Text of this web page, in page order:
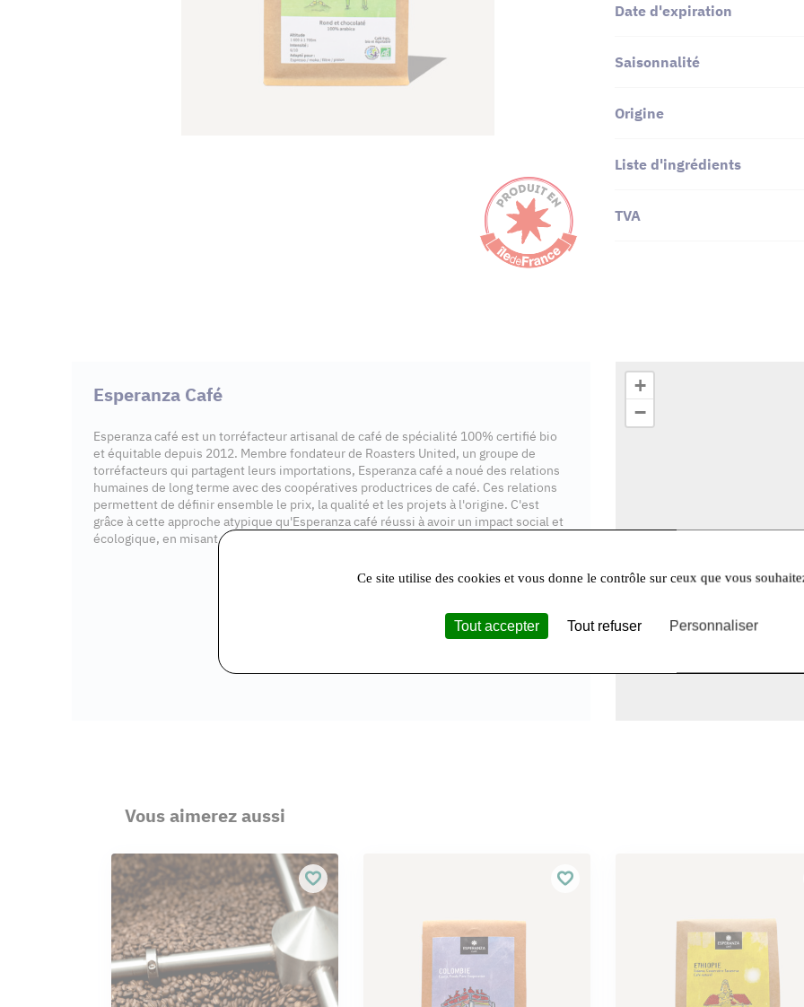
Date d'expiration
Saisonnalité
Origine
Liste d'ingrédients
TVA
Esperanza Café
Esperanza café est un torréfacteur artisanal de café de spécialité 100% certifié bio
et équitable depuis 2012. Membre fondateur de Roasters United, un groupe de
torréfacteurs qui partagent leurs importations, Esperanza café a noué des relations
humaines de long terme avec des coopératives productrices de café. Ces relations
permettent de définir ensemble le prix, la qualité et les projets à l'origine. C'est
grâce à cette approche atypique qu'Esperanza café réussi à avoir un impact social et
écologique, en misant sur le café de spécialité.
+
−
Vous aimerez aussi
Ce site utilise des cookies et vous donne le contrôle sur ceux que vous
Tout accepter Tout refuser Personnaliser